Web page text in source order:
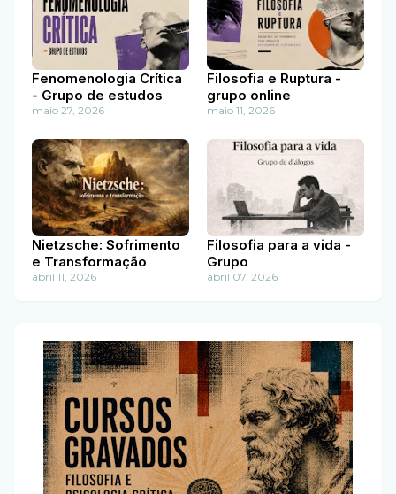
Fenomenologia Crítica
- Grupo de estudos
maio 27, 2026
Filosofia e Ruptura -
grupo online
maio 11, 2026
Nietzsche: Sofrimento
e Transformação
abril 11, 2026
Filosofia para a vida -
Grupo
abril 07, 2026